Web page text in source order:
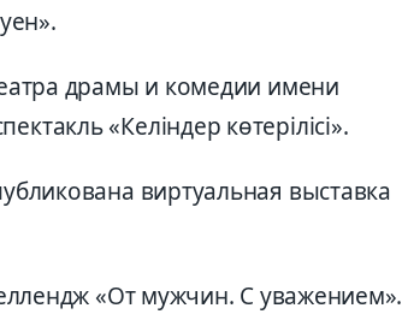
драмы и комедии имени
«Келіндер көтерілісі».
виртуальная выставка
«От мужчин. С уважением».